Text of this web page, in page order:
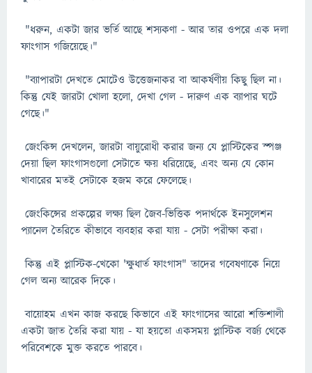
"ধরুন, একটা জার ভর্তি আছে শস্যকণা - আর তার ওপরে এক দলা
ফাংগাস গজিয়েছে।"
"ব্যাপারটা দেখতে মোটেও উত্তেজনাকর বা আকর্ষণীয় কিছু ছিল না।
কিন্তু যেই জারটা খোলা হলো, দেখা গেল - দারুণ এক ব্যাপার ঘটে
গেছে।"
জেংকিন্স দেখলেন, জারটা বায়ুরোধী করার জন্য যে প্লাস্টিকের স্পঞ্জ
দেয়া ছিল ফাংগাসগুলো সেটাতে ক্ষয় ধরিয়েছে, এবং অন্য যে কোন
খাবারের মতই সেটাকে হজম করে ফেলেছে।
জেংকিন্সের প্রকল্পের লক্ষ্য ছিল জৈব-ভিত্তিক পদার্থকে ইনসুলেশন
প্যানেল তৈরিতে কীভাবে ব্যবহার করা যায় - সেটা পরীক্ষা করা।
কিন্তু এই প্লাস্টিক-খেকো 'ক্ষুধার্ত ফাংগাস" তাদের গবেষণাকে নিয়ে
গেল অন্য আরেক দিকে।
বায়োহম এখন কাজ করছে কিভাবে এই ফাংগাসের আরো শক্তিশালী
একটা জাত তৈরি করা যায় - যা হয়তো একসময় প্লাস্টিক বর্জ্য থেকে
পরিবেশকে মুক্ত করতে পারবে।